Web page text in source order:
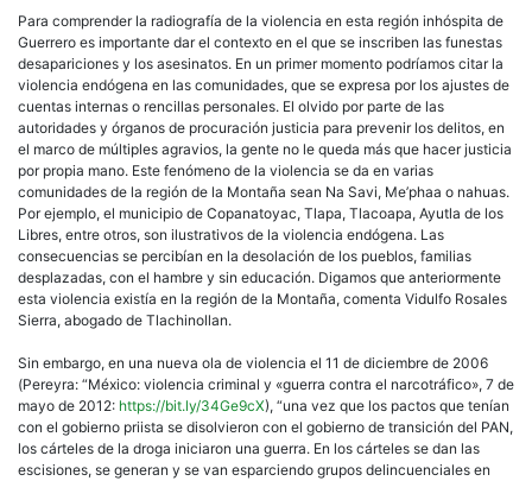
Para comprender la radiografía de la violencia en esta región inhóspita de
Guerrero es importante dar el contexto en el que se inscriben las funestas
desapariciones y los asesinatos. En un primer momento podríamos citar la
violencia endógena en las comunidades, que se expresa por los ajustes de
cuentas internas o rencillas personales. El olvido por parte de las
autoridades y órganos de procuración justicia para prevenir los delitos, en
el marco de múltiples agravios, la gente no le queda más que hacer justicia
por propia mano. Este fenómeno de la violencia se da en varias
comunidades de la región de la Montaña sean Na Savi, Me’phaa o nahuas.
Por ejemplo, el municipio de Copanatoyac, Tlapa, Tlacoapa, Ayutla de los
Libres, entre otros, son ilustrativos de la violencia endógena. Las
consecuencias se percibían en la desolación de los pueblos, familias
desplazadas, con el hambre y sin educación. Digamos que anteriormente
esta violencia existía en la región de la Montaña, comenta Vidulfo Rosales
Sierra, abogado de Tlachinollan.
Sin embargo, en una nueva ola de violencia el 11 de diciembre de 2006
(Pereyra: “México: violencia criminal y «guerra contra el narcotráfico», 7 de
mayo de 2012: https://bit.ly/34Ge9cX), “una vez que los pactos que tenían
con el gobierno priista se disolvieron con el gobierno de transición del PAN,
los cárteles de la droga iniciaron una guerra. En los cárteles se dan las
escisiones, se generan y se van esparciendo grupos delincuenciales en